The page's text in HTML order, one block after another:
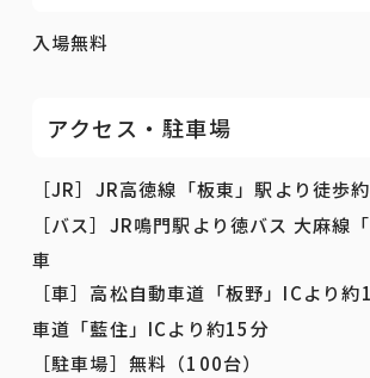
入場無料
アクセス・駐車場
［JR］ JR高徳線「板東」駅より徒歩約
［バス］ JR鳴門駅より徳バス 大麻線
車
［車］高松自動車道「板野」 ICより約
車道「藍住」 ICより約15分
［駐車場］無料（100台）